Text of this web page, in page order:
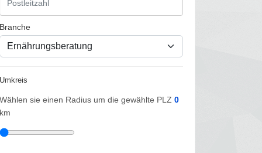
Branche
Umkreis
Wählen sie einen Radius um die gewählte PLZ 0
km